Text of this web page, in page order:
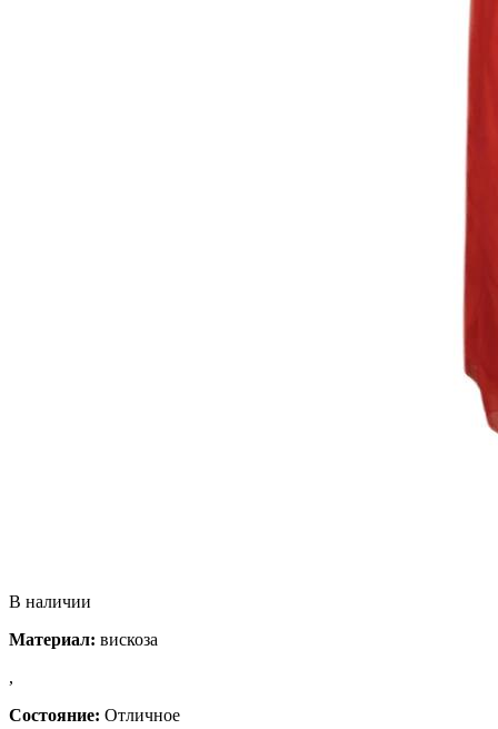
В наличии
Материал: вискоза
,
Состояние: Отличное